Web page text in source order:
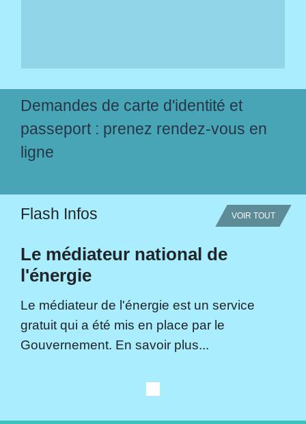
Demandes de carte d'identité et
passeport : prenez rendez-vous en
ligne
Flash Infos VOIR TOUT
Le médiateur national de
l'énergie
Le médiateur de l'énergie est un service
gratuit qui a été mis en place par le
Gouvernement. En savoir plus...